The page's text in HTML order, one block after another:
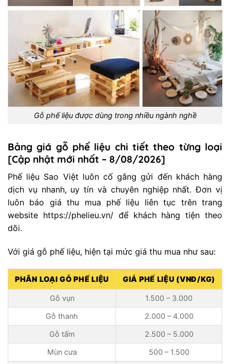
Gỗ phế liệu được dùng trong nhiều ngành nghề
Bảng giá gỗ phế liệu chi tiết theo từng loại
[Cập nhật mới nhất – 8/08/2026]
Phế liệu Sao Việt luôn cố gắng gửi đến khách hàng
dịch vụ nhanh, uy tín và chuyên nghiệp nhất. Đơn vị
luôn báo giá thu mua phế liệu liên tục trên trang
website https://phelieu.vn/ để khách hàng tiện theo
dõi.
Với giá gỗ phế liệu, hiện tại mức giá thu mua như sau:
PHÂN LOẠI GỖ PHẾ LIỆU GIÁ PHẾ LIỆU (VNĐ/KG)
Gỗ vụn 1.500 – 3.000
Gỗ thanh 2.000 – 4.000
Gỗ tấm 2.500 – 5.000
Mùn cưa 500 – 1.500